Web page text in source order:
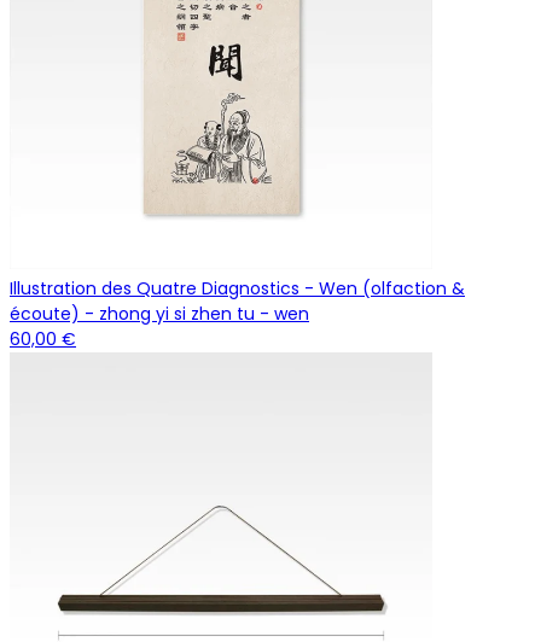
Illustration des Quatre Diagnostics - Wen (olfaction &
écoute) - zhong yi si zhen tu - wen
60,00 €